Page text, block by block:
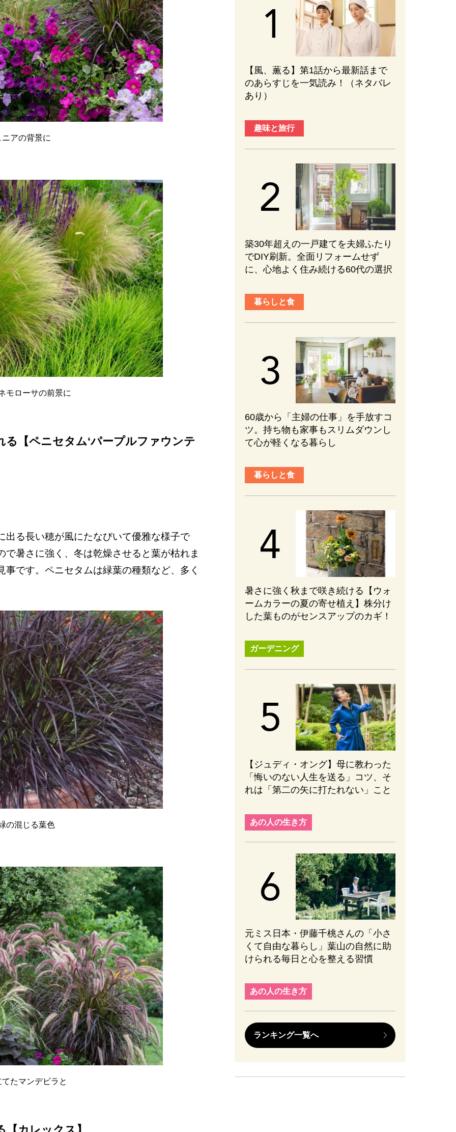
アの背景に
モローサの前景に
【ペニセタム‘パープルファウンテ
る長い穂が風にたなびいて優雅な様子で
暑さに強く、冬は乾燥させると葉が枯れま
です。ペニセタムは緑葉の種類など、多く
の混じる葉色
たマンデビラと
【風、薫る】第1話から最新話まで
のあらすじを一気読み！（ネタバレ
あり）
趣味と旅行
築30年超えの一戸建てを夫婦ふたり
でDIY刷新。全面リフォームせず
に、心地よく住み続ける60代の選択
暮らしと食
60歳から「主婦の仕事」を手放すコ
ツ。持ち物も家事もスリムダウンし
て心が軽くなる暮らし
暮らしと食
暑さに強く秋まで咲き続ける【ウォ
ームカラーの夏の寄せ植え】株分け
した葉ものがセンスアップのカギ！
ガーデニング
【ジュディ・オング】母に教わった
「悔いのない人生を送る」コツ、そ
れは「第二の矢に打たれない」こと
あの人の生き方
元ミス日本・伊藤千桃さんの「小さ
くて自由な暮らし」葉山の自然に助
けられる毎日と心を整える習慣
あの人の生き方
ランキング一覧へ